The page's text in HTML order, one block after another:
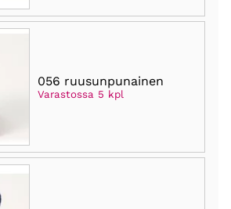
056 ruusunpunainen
Varastossa 5 kpl